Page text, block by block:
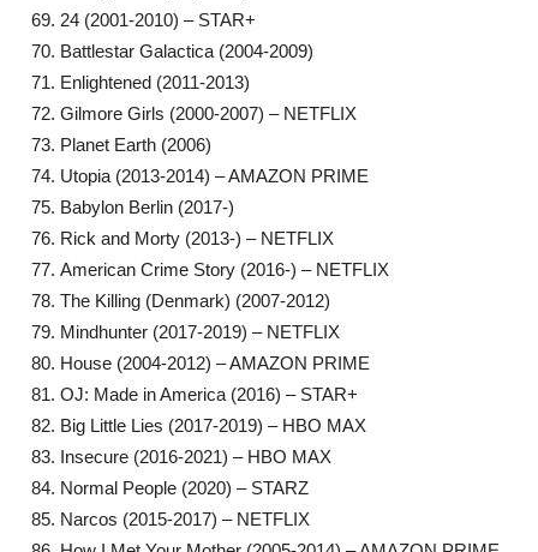
24 (2001-2010) – STAR+
Battlestar Galactica (2004-2009)
Enlightened (2011-2013)
Gilmore Girls (2000-2007) – NETFLIX
Planet Earth (2006)
Utopia (2013-2014) – AMAZON PRIME
Babylon Berlin (2017-)
Rick and Morty (2013-) – NETFLIX
American Crime Story (2016-) – NETFLIX
The Killing (Denmark) (2007-2012)
Mindhunter (2017-2019) – NETFLIX
House (2004-2012) – AMAZON PRIME
OJ: Made in America (2016) – STAR+
Big Little Lies (2017-2019) – HBO MAX
Insecure (2016-2021) – HBO MAX
Normal People (2020) – STARZ
Narcos (2015-2017) – NETFLIX